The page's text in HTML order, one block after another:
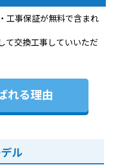
工事保証が無料で含まれ
て交換工事していいただ
れる理由
ル